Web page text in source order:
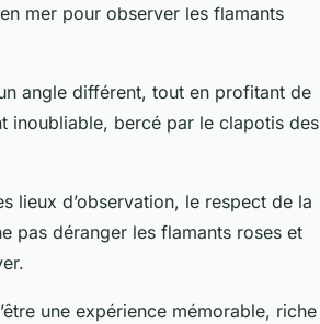
mer pour observer les flamants
angle différent, tout en profitant de
inoubliable, bercé par le clapotis des
lieux d’observation, le respect de la
pas déranger les flamants roses et
une expérience mémorable, riche